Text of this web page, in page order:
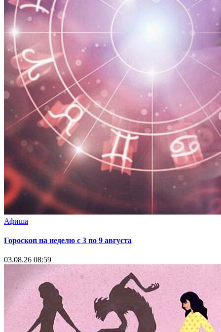
Афиша
Гороскоп на неделю с 3 по 9 августа
03.08.26 08:59